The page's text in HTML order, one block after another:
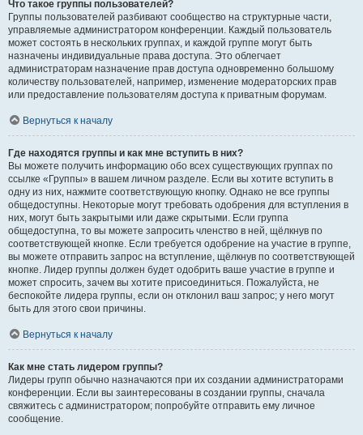
Что такое группы пользователей?
Группы пользователей разбивают сообщество на структурные части,
управляемые администратором конференции. Каждый пользователь
может состоять в нескольких группах, и каждой группе могут быть
назначены индивидуальные права доступа. Это облегчает
администраторам назначение прав доступа одновременно большому
количеству пользователей, например, изменение модераторских прав
или предоставление пользователям доступа к приватным форумам.
Вернуться к началу
Где находятся группы и как мне вступить в них?
Вы можете получить информацию обо всех существующих группах по
ссылке «Группы» в вашем личном разделе. Если вы хотите вступить в
одну из них, нажмите соответствующую кнопку. Однако не все группы
общедоступны. Некоторые могут требовать одобрения для вступления в
них, могут быть закрытыми или даже скрытыми. Если группа
общедоступна, то вы можете запросить членство в ней, щёлкнув по
соответствующей кнопке. Если требуется одобрение на участие в группе,
вы можете отправить запрос на вступление, щёлкнув по соответствующей
кнопке. Лидер группы должен будет одобрить ваше участие в группе и
может спросить, зачем вы хотите присоединиться. Пожалуйста, не
беспокойте лидера группы, если он отклонил ваш запрос; у него могут
быть для этого свои причины.
Вернуться к началу
Как мне стать лидером группы?
Лидеры групп обычно назначаются при их создании администраторами
конференции. Если вы заинтересованы в создании группы, сначала
свяжитесь с администратором; попробуйте отправить ему личное
сообщение.